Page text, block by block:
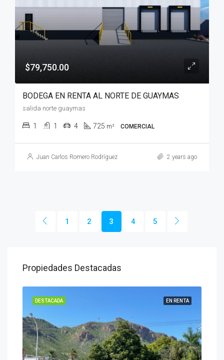
$79,750.00
BODEGA EN RENTA AL NORTE DE GUAYMAS
salida norte guaymas
1 1 4 725 m² COMERCIAL
Juan Carlos Romero Rodríguez 2 years ago
1 2 3 4 5
Propiedades Destacadas
EN RENTA
DESTACADA